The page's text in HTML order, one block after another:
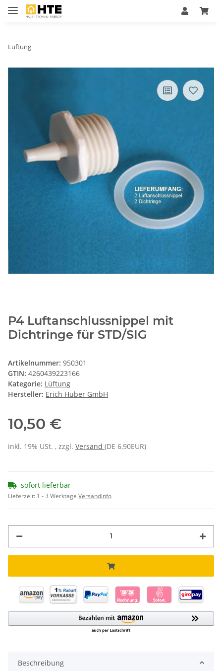
Lüftung
P4 Luftanschlussnippel mit
Dichtringe für STD/SIG
Artikelnummer: 950301
GTIN: 4260439223166
Kategorie: Lüftung
Hersteller: Erich Huber GmbH
10,50 €
inkl. 19% USt. , zzgl. Versand (DE 6,90EUR)
sofort lieferbar
Lieferzeit: 1 - 3 Werktage Versandinfo
Beschreibung